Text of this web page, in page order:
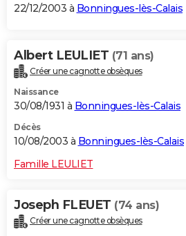
22/12/2003 à Bonningues-lès-Calais
Albert LEULIET (71 ans)
Créer une cagnotte obsèques
Naissance
30/08/1931 à Bonningues-lès-Calais
Décès
10/08/2003 à Bonningues-lès-Calais
Famille LEULIET
Joseph FLEUET (74 ans)
Créer une cagnotte obsèques